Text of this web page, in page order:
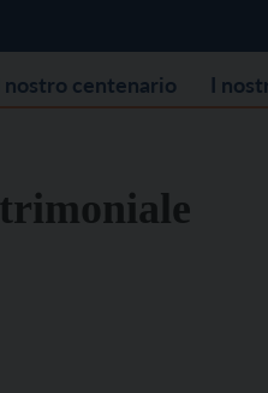
nostro centenario I